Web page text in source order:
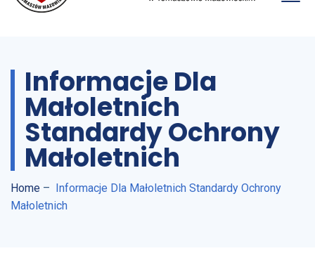
Informacje Dla
Małoletnich
Standardy Ochrony
Małoletnich
Home – Informacje Dla Małoletnich Standardy Ochrony
Małoletnich